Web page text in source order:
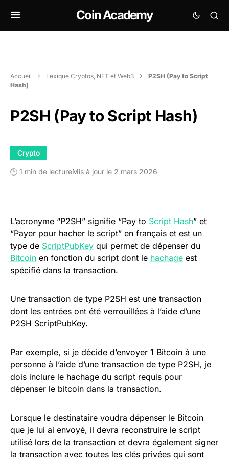
Coin Academy
Accueil Lexique Cryptos, NFT et Web3
P2SH (Pay to Script
Hash)
P2SH (Pay to Script Hash)
Crypto
🕑 1 min de lectureMis à jour le 2 mars 2026
L’acronyme “P2SH” signifie “Pay to Script Hash” et
“Payer pour hacher le script” en français et est un
type de ScriptPubKey qui permet de dépenser du
Bitcoin en fonction du script dont le hachage est
spécifié dans la transaction.
Une transaction de type P2SH est une transaction
dont les entrées ont été verrouillées à l’aide d’une
P2SH ScriptPubKey.
Par exemple, si je décide d’envoyer 1 Bitcoin à une
personne à l’aide d’une transaction de type P2SH, je
dois inclure le hachage du script requis pour
dépenser le bitcoin dans la transaction.
Lorsque le destinataire voudra dépenser le Bitcoin
que je lui ai envoyé, il devra reconstruire le script
utilisé lors de la transaction et devra également signer
la transaction avec toutes les clés privées qui sont